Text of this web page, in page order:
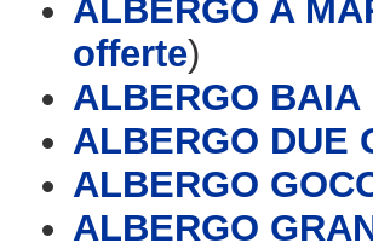
ALBERGO A
offerte)
ALBERGO BAIA
ALBERGO DUE
ALBERGO
ALBERGO